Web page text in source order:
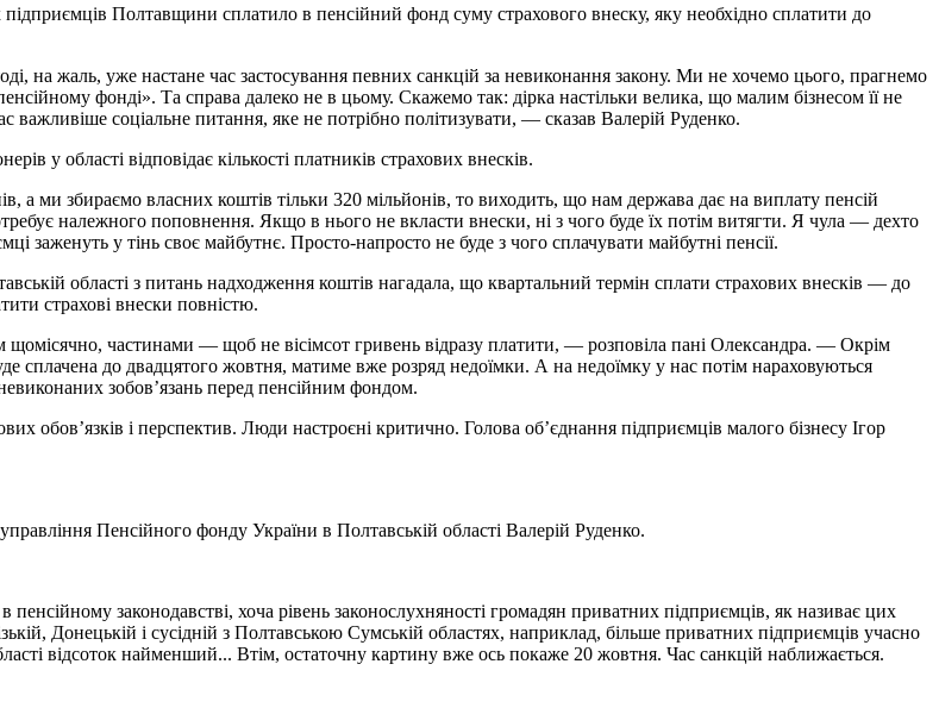
підприємців Полтавщини сплатило в пенсійний фонд суму страхового внеску, яку необхідно сплатити до
на жаль, уже настане час застосування певних санкцій за невиконання закону. Ми не хочемо цього, прагнемо
фонді». Та справа далеко не в цьому. Скажемо так: дірка настільки велика, що малим бізнесом її не
соціальне питання, яке не потрібно політизувати, — сказав Валерій Руденко.
у області відповідає кількості платників страхових внесків.
ми збираємо власних коштів тільки 320 мільйонів, то виходить, що нам держава дає на виплату пенсій
належного поповнення. Якщо в нього не вкласти внески, ні з чого буде їх потім витягти. Я чула — дехто
заженуть у тінь своє майбутнє. Просто-напросто не буде з чого сплачувати майбутні пенсії.
області з питань надходження коштів нагадала, що квартальний термін сплати страхових внесків — до
страхові внески повністю.
частинами — щоб не вісімсот гривень відразу платити, — розповіла пані Олександра. — Окрім
сплачена до двадцятого жовтня, матиме вже розряд недоїмки. А на недоїмку у нас потім нараховуються
зобов’язань перед пенсійним фондом.
обов’язків і перспектив. Люди настроєні критично. Голова об’єднання підприємців малого бізнесу Ігор
Пенсійного фонду України в Полтавській області Валерій Руденко.
законодавстві, хоча рівень законослухняності громадян приватних підприємців, як називає цих
Донецькій і сусідній з Полтавською Сумській областях, наприклад, більше приватних підприємців учасно
відсоток найменший... Втім, остаточну картину вже ось покаже 20 жовтня. Час санкцій наближається.